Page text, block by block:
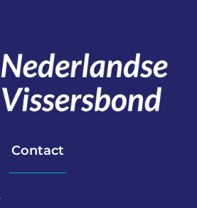
Contact